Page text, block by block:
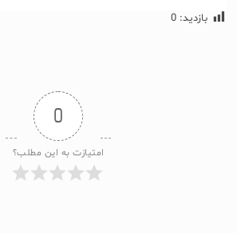
بازدید: 0
0
امتیازت به این مطلب؟